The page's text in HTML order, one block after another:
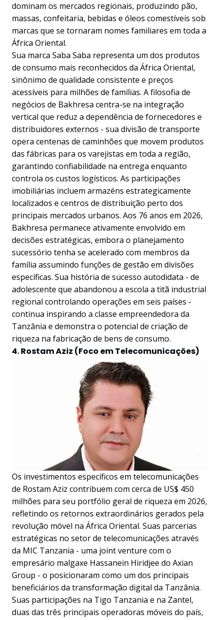
dominam os mercados regionais, produzindo pão,
massas, confeitaria, bebidas e óleos comestíveis sob
marcas que se tornaram nomes familiares em toda a
África Oriental.
Sua marca Saba Saba representa um dos produtos
de consumo mais reconhecidos da África Oriental,
sinônimo de qualidade consistente e preços
acessíveis para milhões de famílias. A filosofia de
negócios de Bakhresa centra-se na integração
vertical que reduz a dependência de fornecedores e
distribuidores externos - sua divisão de transporte
opera centenas de caminhões que movem produtos
das fábricas para os varejistas em toda a região,
garantindo confiabilidade na entrega enquanto
controla os custos logísticos. As participações
imobiliárias incluem armazéns estrategicamente
localizados e centros de distribuição perto dos
principais mercados urbanos. Aos 76 anos em 2026,
Bakhresa permanece ativamente envolvido em
decisões estratégicas, embora o planejamento
sucessório tenha se acelerado com membros da
família assumindo funções de gestão em divisões
específicas. Sua história de sucesso autodidata - de
adolescente que abandonou a escola a titã industrial
regional controlando operações em seis países -
continua inspirando a classe empreendedora da
Tanzânia e demonstra o potencial de criação de
riqueza na fabricação de bens de consumo.
4. Rostam Aziz (Foco em Telecomunicações)
Os investimentos específicos em telecomunicações
de Rostam Aziz contribuem com cerca de US$ 450
milhões para seu portfólio geral de riqueza em 2026,
refletindo os retornos extraordinários gerados pela
revolução móvel na África Oriental. Suas parcerias
estratégicas no setor de telecomunicações através
da MIC Tanzania - uma joint venture com o
empresário malgaxe Hassanein Hiridjee do Axian
Group - o posicionaram como um dos principais
beneficiários da transformação digital da Tanzânia.
Suas participações na Tigo Tanzania e na Zantel,
duas das três principais operadoras móveis do país,